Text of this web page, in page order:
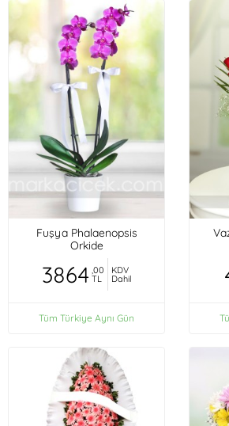
Fuşya Phalaenopsis
Orkide
3864 ,00
TL
KDV
Dahil
Tüm Türkiye Aynı Gün